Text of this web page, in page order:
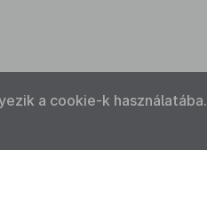
a cookie-k használatába.